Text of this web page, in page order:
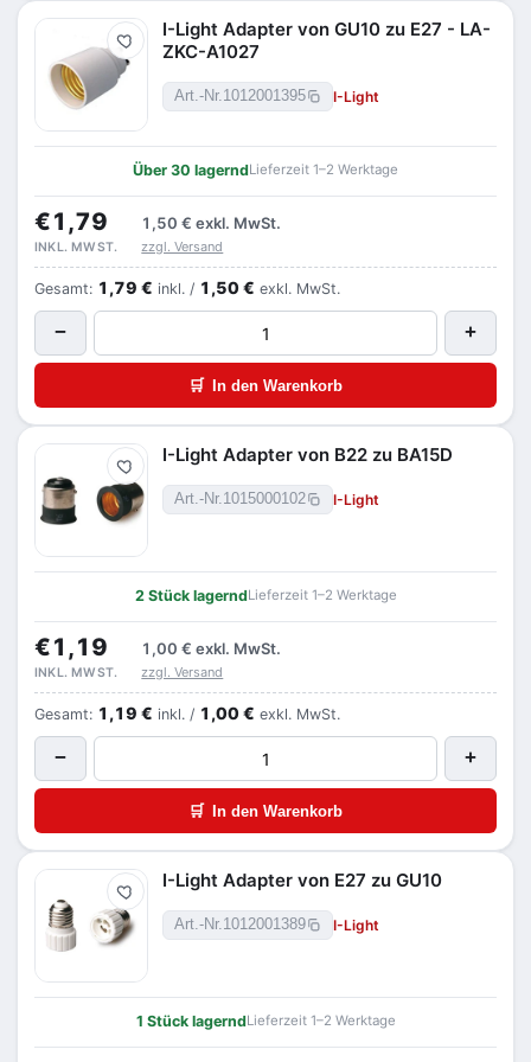
Merken
I-Light Adapter von GU10 zu E27 - LA-
ZKC-A1027
Art.-Nr.1012001395 I-Light
Über 30 lagerndLieferzeit 1–2 Werktage
€1,79 1,50 € exkl. MwSt.
INKL. MWST. zzgl. Versand
Gesamt: 1,79 € inkl. / 1,50 € exkl. MwSt.
− +
🛒 In den Warenkorb
Merken
I-Light Adapter von B22 zu BA15D
Art.-Nr.1015000102 I-Light
2 Stück lagerndLieferzeit 1–2 Werktage
€1,19 1,00 € exkl. MwSt.
INKL. MWST. zzgl. Versand
Gesamt: 1,19 € inkl. / 1,00 € exkl. MwSt.
− +
🛒 In den Warenkorb
Merken
I-Light Adapter von E27 zu GU10
Art.-Nr.1012001389 I-Light
1 Stück lagerndLieferzeit 1–2 Werktage